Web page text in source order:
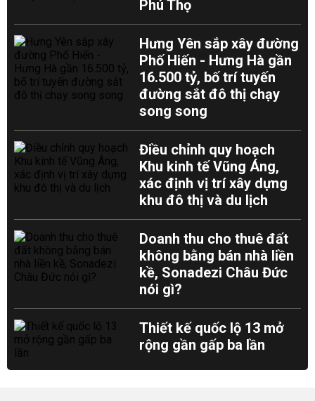
Phú Thọ
Hưng Yên sắp xây đường
Phố Hiến - Hưng Hà gần
16.500 tỷ, bố trí tuyến
đường sắt đô thị chạy
song song
Điều chỉnh quy hoạch
Khu kinh tế Vũng Áng,
xác định vị trí xây dựng
khu đô thị và du lịch
Doanh thu cho thuê đất
không bằng bán nhà liền
kề, Sonadezi Châu Đức
nói gì?
Thiết kế quốc lộ 13 mở
rộng gần gấp ba lần